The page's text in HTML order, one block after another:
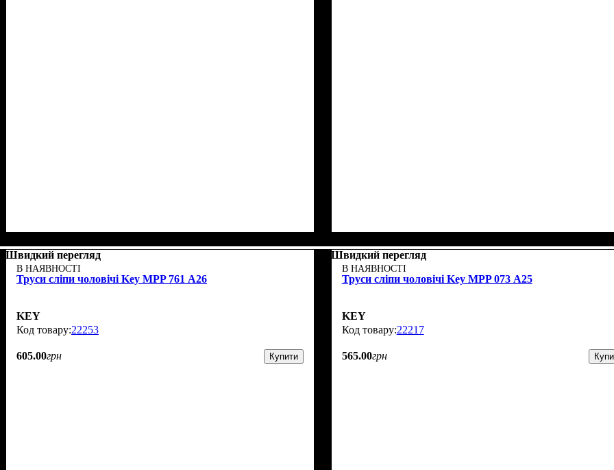
Швидкий перегляд
В НАЯВНОСТІ
Труси сліпи чоловічі Key MPP 761 А26
KEY
22253
605.00грн Купити
Швидкий перегляд
В НАЯВНОСТІ
Труси сліпи чоловічі Key MPP 073 А25
KEY
22217
565.00грн